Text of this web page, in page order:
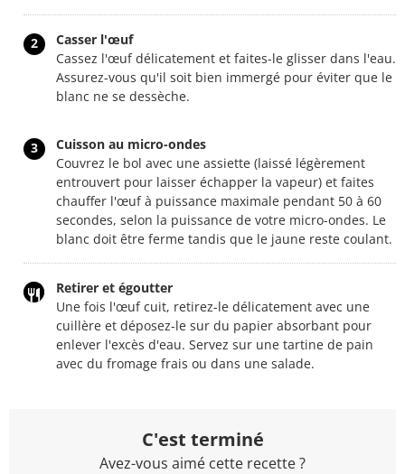
2
Casser l'œuf
Cassez l'œuf délicatement et faites-le glisser dans l'eau.
Assurez-vous qu'il soit bien immergé pour éviter que le
blanc ne se dessèche.
3
Cuisson au micro-ondes
Couvrez le bol avec une assiette (laissé légèrement
entrouvert pour laisser échapper la vapeur) et faites
chauffer l'œuf à puissance maximale pendant 50 à 60
secondes, selon la puissance de votre micro-ondes. Le
blanc doit être ferme tandis que le jaune reste coulant.
Retirer et égoutter
Une fois l'œuf cuit, retirez-le délicatement avec une
cuillère et déposez-le sur du papier absorbant pour
enlever l'excès d'eau. Servez sur une tartine de pain
avec du fromage frais ou dans une salade.
C'est terminé
Avez-vous aimé cette recette ?